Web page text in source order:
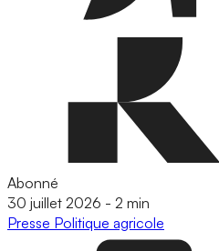
Abonné
30 juillet 2026 - 2 min
Presse Politique agricole